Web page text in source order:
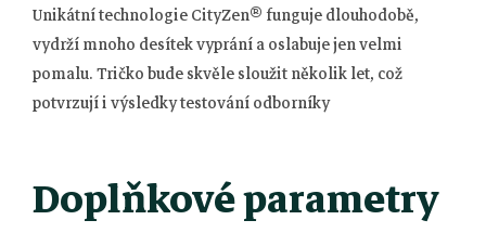
Unikátní technologie CityZen® funguje dlouhodobě,
vydrží mnoho desítek vyprání a oslabuje jen velmi
pomalu. Tričko bude skvěle sloužit několik let, což
potvrzují i výsledky testování odborníky
Doplňkové parametry